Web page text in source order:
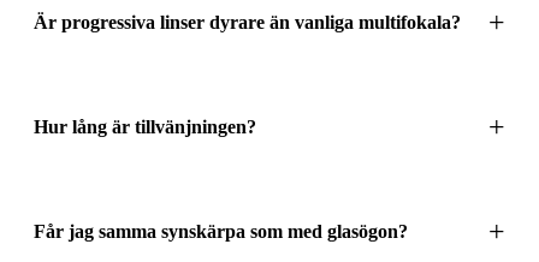
Är progressiva linser dyrare än vanliga multifokala?
Hur lång är tillvänjningen?
Får jag samma synskärpa som med glasögon?